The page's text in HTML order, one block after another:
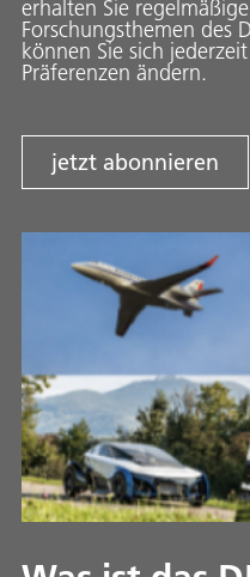
erhalten Sie
Forschungsthemen des
können Sie sich
Präferenzen ändern.
jetzt abonnieren